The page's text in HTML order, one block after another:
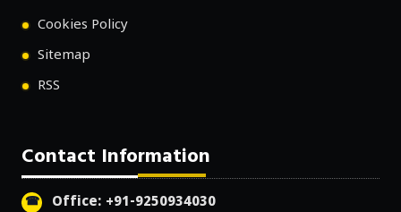
Cookies Policy
Sitemap
RSS
Contact Information
Office: +91-9250934030